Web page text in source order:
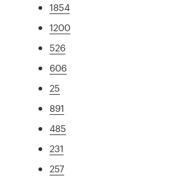
1854
1200
526
606
25
891
485
231
257